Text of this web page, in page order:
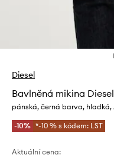
Diesel
Bavlněná mikina
pánská, černá barva, hladká,
-10% *-10 % s kódem: LST
Aktuální cena: